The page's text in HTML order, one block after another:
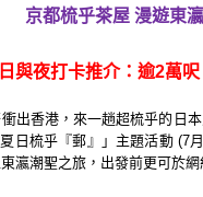
京都梳乎茶屋 漫遊東
日與夜打卡推介：逾2萬呎
出香港， 來一趟超梳乎的日
夏日梳乎『郵』」主題活動(7月
瀛潮聖之旅， 出發前更可於